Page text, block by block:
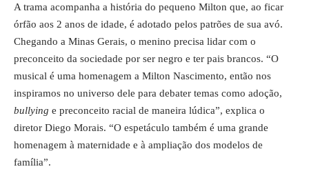
A trama acompanha a história do pequeno Milton que, ao ficar
órfão aos 2 anos de idade, é adotado pelos patrões de sua avó.
Chegando a Minas Gerais, o menino precisa lidar com o
preconceito da sociedade por ser negro e ter pais brancos. “O
musical é uma homenagem a Milton Nascimento, então nos
inspiramos no universo dele para debater temas como adoção,
bullying e preconceito racial de maneira lúdica”, explica o
diretor Diego Morais. “O espetáculo também é uma grande
homenagem à maternidade e à ampliação dos modelos de
família”.